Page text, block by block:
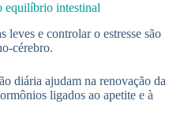
equilíbrio intestinal
e controlar o estresse são
cérebro.
diária ajudam na renovação da
ligados ao apetite e à